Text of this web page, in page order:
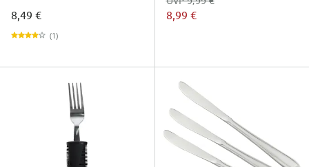
8,49 €
(1)
8,99 €